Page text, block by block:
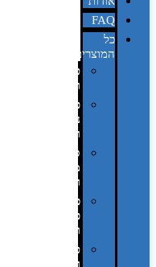
FAQ
כל
המוצרים
טכנולוגיה
וגאדג'טים
פנאי,
נופש
ונסיעות
סביבת
משרד
ופרימיום
כלים,
פנסים
ורכב
טקסטיל
וחורף